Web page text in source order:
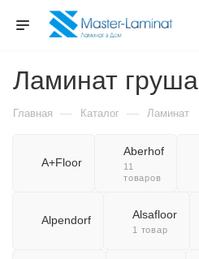
Ламинат груша
Главная — Каталог — Ламинат
A+Floor
Aberhof
11
товаров
Alpendorf Alsafloor
1 товар